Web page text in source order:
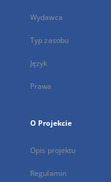
Wydawca
Typ zasobu
Język
Prawa
O Projekcie
Opis projektu
Regulamin